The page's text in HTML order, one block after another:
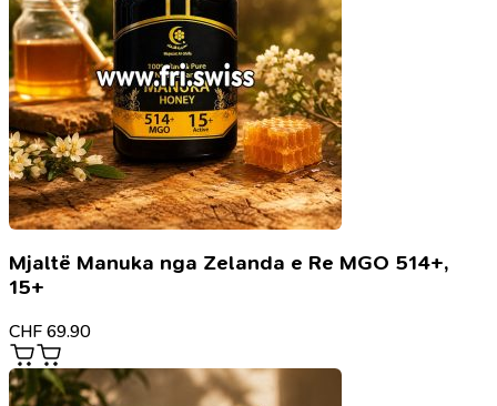
Mjaltë Manuka nga Zelanda e Re MGO 514+,
15+
CHF 69.90